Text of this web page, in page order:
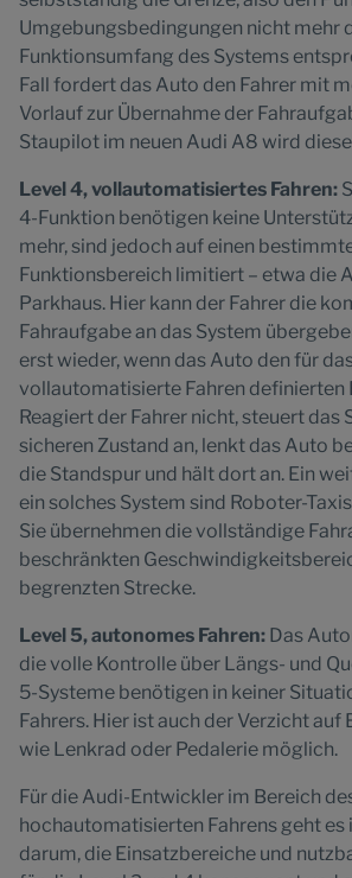
Umgebungsbedingungen nicht mehr
Funktionsumfang des Systems
Fall fordert das Auto den Fahrer mit
Vorlauf zur Übernahme der
Staupilot im neuen Audi A8 wird
Level 4, vollautomatisiertes Fahren:
4-Funktion benötigen keine
mehr, sind jedoch auf einen
Funktionsbereich limitiert – etwa die
Parkhaus. Hier kann der Fahrer die
Fahraufgabe an das System
erst wieder, wenn das Auto den für
vollautomatisierte Fahren definierten
Reagiert der Fahrer nicht, steuert das
sicheren Zustand an, lenkt das Auto
die Standspur und hält dort an. Ein
ein solches System sind Roboter-
Sie übernehmen die vollständige
beschränkten
begrenzten Strecke.
Level 5, autonomes Fahren: Das
die volle Kontrolle über Längs- und
5-Systeme benötigen in keiner
Fahrers. Hier ist auch der Verzicht auf
wie Lenkrad oder Pedalerie möglich.
Für die Audi-Entwickler im Bereich
hochautomatisierten Fahrens geht es
darum, die Einsatzbereiche und